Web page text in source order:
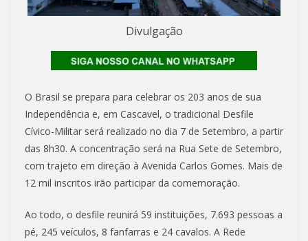
Divulgação
O Brasil se prepara para celebrar os 203 anos de sua
Independência e, em Cascavel, o tradicional Desfile
Cívico-Militar será realizado no dia 7 de Setembro, a partir
das 8h30. A concentração será na Rua Sete de Setembro,
com trajeto em direção à Avenida Carlos Gomes. Mais de
12 mil inscritos irão participar da comemoração.
Ao todo, o desfile reunirá 59 instituições, 7.693 pessoas a
pé, 245 veículos, 8 fanfarras e 24 cavalos. A Rede